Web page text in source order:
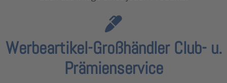
Werbeartikel-Großhändler Club- u.
Prämienservice